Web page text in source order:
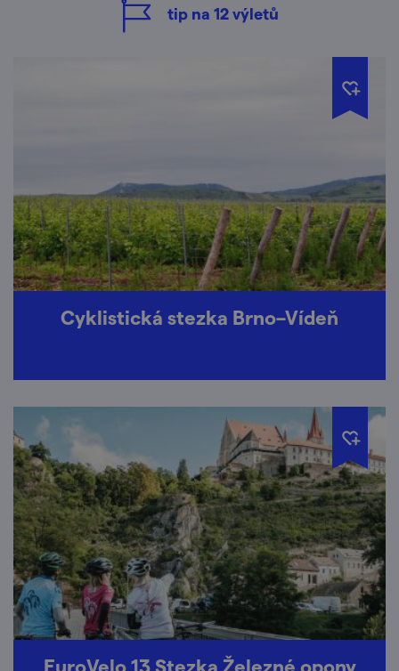
tip na 12výletů
Cyklistická stezka Brno–Vídeň
EuroVelo 13 Stezka Železné opony